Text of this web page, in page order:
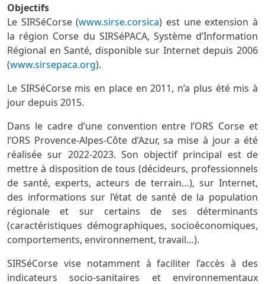
Objectifs
Le SIRSéCorse (www.sirse.corsica) est une extension à
la région Corse du SIRSéPACA, Système d’Information
Régional en Santé, disponible sur Internet depuis 2006
(www.sirsepaca.org).
Le SIRSéCorse mis en place en 2011, n’a plus été mis à
jour depuis 2015.
Dans le cadre d’une convention entre l’ORS Corse et
l’ORS Provence-Alpes-Côte d’Azur, sa mise à jour a été
réalisée sur 2022-2023. Son objectif principal est de
mettre à disposition de tous (décideurs, professionnels
de santé, experts, acteurs de terrain…), sur Internet,
des informations sur l’état de santé de la population
régionale et sur certains de ses déterminants
(caractéristiques démographiques, socioéconomiques,
comportements, environnement, travail…).
SIRSéCorse vise notamment à faciliter l’accès à des
indicateurs socio-sanitaires et environnementaux